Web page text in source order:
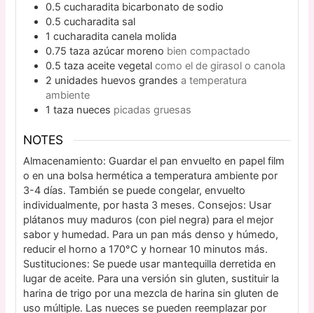
0.5 cucharadita bicarbonato de sodio
0.5 cucharadita sal
1 cucharadita canela molida
0.75 taza azúcar moreno bien compactado
0.5 taza aceite vegetal como el de girasol o canola
2 unidades huevos grandes a temperatura
ambiente
1 taza nueces picadas gruesas
NOTES
Almacenamiento: Guardar el pan envuelto en papel film
o en una bolsa hermética a temperatura ambiente por
3-4 días. También se puede congelar, envuelto
individualmente, por hasta 3 meses. Consejos: Usar
plátanos muy maduros (con piel negra) para el mejor
sabor y humedad. Para un pan más denso y húmedo,
reducir el horno a 170°C y hornear 10 minutos más.
Sustituciones: Se puede usar mantequilla derretida en
lugar de aceite. Para una versión sin gluten, sustituir la
harina de trigo por una mezcla de harina sin gluten de
uso múltiple. Las nueces se pueden reemplazar por